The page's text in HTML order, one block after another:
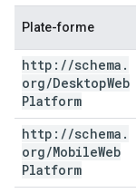
Plate-forme
http: //schema .
org/DesktopWeb
Platform
http: //schema .
org/MobileWeb
Platform